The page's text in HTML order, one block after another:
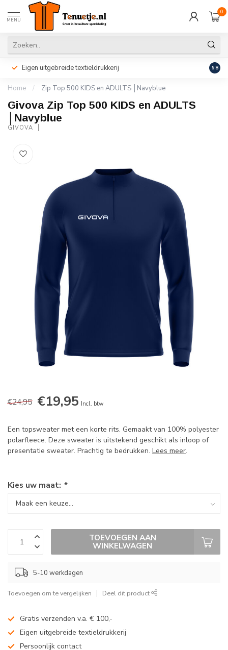
MENU
0
Eigen uitgebreide textieldrukkerij 9.8
Home / Zip Top 500 KIDS en ADULTS │Navyblue
Givova Zip Top 500 KIDS en ADULTS
│Navyblue
GIVOVA
€24,95 €19,95 Incl. btw
Een topsweater met een korte rits. Gemaakt van 100% polyester
polarfleece. Deze sweater is uitstekend geschikt als inloop of
presentatie sweater. Prachtig te bedrukken. Lees meer.
Kies uw maat: *
TOEVOEGEN AAN
WINKELWAGEN
5-10 werkdagen
Toevoegen om te vergelijken Deel dit product
Gratis verzenden v.a. € 100,-
Eigen uitgebreide textieldrukkerij
Persoonlijk contact